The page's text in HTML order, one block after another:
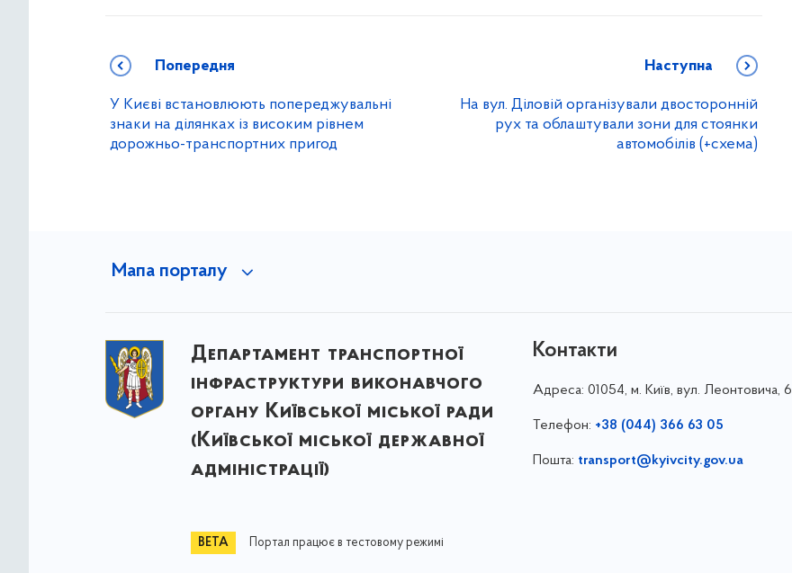
Попередня
У Києві встановлюють попереджувальні
знаки на ділянках із високим рівнем
дорожньо-транспортних пригод
Наступна
На вул. Діловій організували двосторонній
рух та облаштували зони для стоянки
автомобілів (+схема)
Мапа порталу
Департамент транспортної
інфраструктури виконавчого
органу Київської міської ради
(Київської міської державної
адміністрації)
Портал працює в тестовому режимі
Контакти
Адреса: 01054, м. Київ, вул. Леонтовича, 6
Телефон: +38 (044) 366 63 05
Пошта: transport@kyivcity.gov.ua